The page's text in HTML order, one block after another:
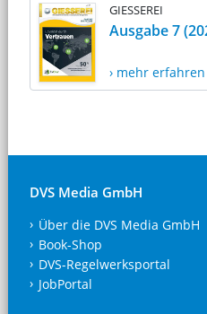
GIESSEREI
Ausgabe 7
› mehr erfahren
DVS Media GmbH
Über die DVS Media GmbH
Book-Shop
DVS-Regelwerksportal
JobPortal